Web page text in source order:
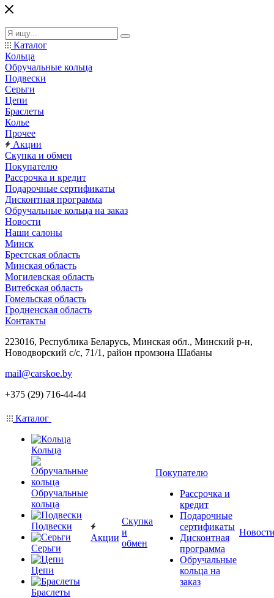
Каталог
Кольца
Обручальные кольца
Подвески
Серьги
Цепи
Браслеты
Колье
Прочее
Акции
Скупка и обмен
Покупателю
Рассрочка и кредит
Подарочные сертификаты
Дисконтная программа
Обручальные кольца на заказ
Новости
Наши салоны
Минск
Брестская область
Минская область
Могилевская область
Витебская область
Гомельская область
Гродненская область
Контакты
223016, Республика Беларусь, Минская обл., Минский р-н,
Новодворский с/с, 71/1, район промзона Шабаны
mail@carskoe.by
+375 (29) 716-44-44
Каталог
Кольца
Обручальные
кольца
Подвески
Серьги
Цепи
Браслеты
Акции
Скупка
и
обмен
Покупателю
Рассрочка и
кредит
Подарочные
сертификаты
Дисконтная
программа
Обручальные
кольца на
заказ